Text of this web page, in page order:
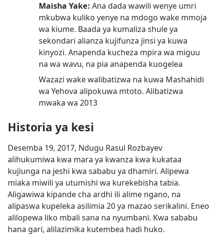
Maisha Yake: Ana dada wawili wenye umri
mkubwa kuliko yenye na mdogo wake mmoja
wa kiume. Baada ya kumaliza shule ya
sekondari alianza kujifunza jinsi ya kuwa
kinyozi. Anapenda kucheza mpira wa miguu
na wa wavu, na pia anapenda kuogelea
Wazazi wake walibatizwa na kuwa Mashahidi
wa Yehova alipokuwa mtoto. Alibatizwa
mwaka wa 2013
Historia ya kesi
Desemba 19, 2017, Ndugu Rasul Rozbayev
alihukumiwa kwa mara ya kwanza kwa kukataa
kujiunga na jeshi kwa sababu ya dhamiri. Alipewa
miaka miwili ya utumishi wa kurekebisha tabia.
Aligawiwa kipande cha ardhi ili alime ngano, na
alipaswa kupeleka asilimia 20 ya mazao serikalini. Eneo
alilopewa liko mbali sana na nyumbani. Kwa sababu
hana gari, alilazimika kutembea hadi huko.